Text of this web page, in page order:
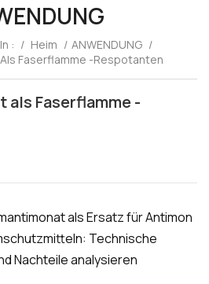
: / Heim / ANWENDUNG /
Faserflamme -Respotanten
Faserflamme -
als Ersatz für Antimon
Technische
Nachteile analysieren